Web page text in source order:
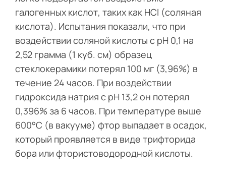
галогенных кислот, таких как HCl (соляная
кислота). Испытания показали, что при
воздействии соляной кислоты с pH 0,1 на
2,52 грамма (1 куб. см) образец
стеклокерамики потерял 100 мг (3,96%) в
течение 24 часов. При воздействии
гидроксида натрия с pH 13,2 он потерял
0,396% за 6 часов. При температуре выше
600°C (в вакууме) фтор выпадает в осадок,
который проявляется в виде трифторида
бора или фтористоводородной кислоты.